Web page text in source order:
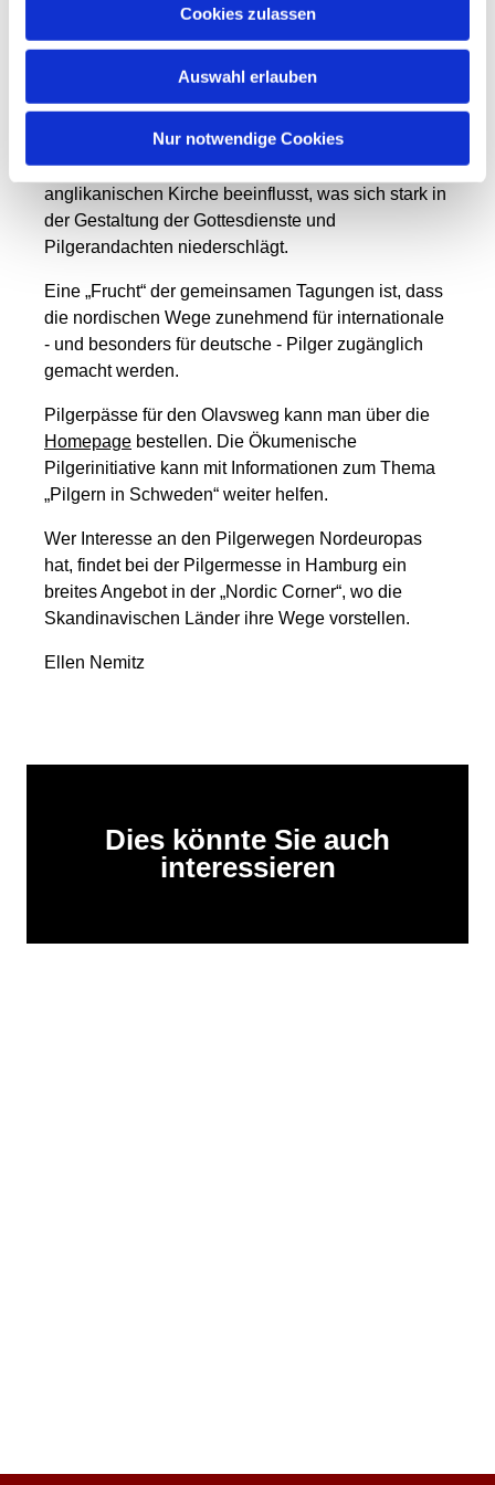
Cookies zulassen
Auswahl erlauben
Nur notwendige Cookies
sind, anders als in Mittel- und Süddeutschland,
Beichtstühle in vielen Kirchen noch Teil der
Besonders die schwedische und die finnische
lutherische Kirche sind in den letzten 20 Jahren
durch Liturgiereformen wieder stärker von der
anglikanischen Kirche beeinflusst, was sich stark in
der Gestaltung der Gottesdienste und
Pilgerandachten niederschlägt.
Eine „Frucht“ der gemeinsamen Tagungen ist, dass
die nordischen Wege zunehmend für internationale
- und besonders für deutsche - Pilger zugänglich
gemacht werden.
Pilgerpässe für den Olavsweg kann man über die
Homepage bestellen. Die Ökumenische
Pilgerinitiative kann mit Informationen zum Thema
„Pilgern in Schweden“ weiter helfen.
Wer Interesse an den Pilgerwegen Nordeuropas
hat, findet bei der Pilgermesse in Hamburg ein
breites Angebot in der „Nordic Corner“, wo die
Skandinavischen Länder ihre Wege vorstellen.
Ellen Nemitz
Dies könnte Sie auch
interessieren